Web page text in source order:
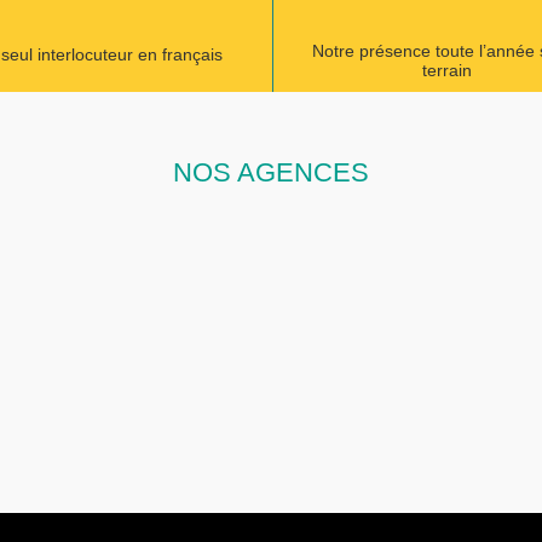
interlocuteur en français
Notre présence toute l’année
terrain
NOS AGENCES